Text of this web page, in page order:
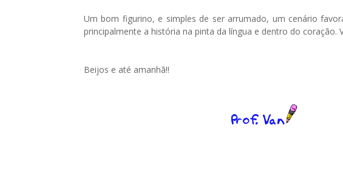
Um bom figurino, e simples de ser arrumado, um cenário
principalmente a história na pinta da língua e dentro do coração.
Beijos e até amanhã!!